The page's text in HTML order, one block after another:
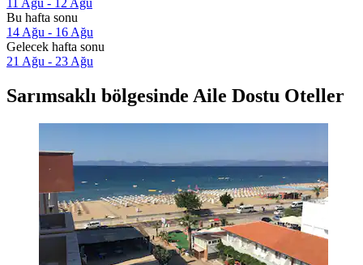
11 Ağu - 12 Ağu
Bu hafta sonu
14 Ağu - 16 Ağu
Gelecek hafta sonu
21 Ağu - 23 Ağu
Sarımsaklı bölgesinde Aile Dostu Oteller